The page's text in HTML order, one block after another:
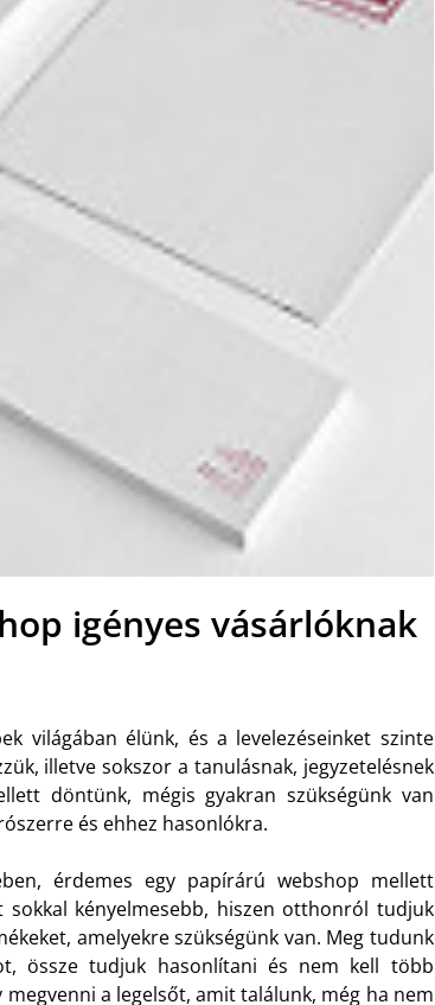
igényes vásárlóknak
világában élünk, és a levelezéseinket szinte
illetve sokszor a tanulásnak, jegyzetelésnek
döntünk, mégis gyakran szükségünk van
és ehhez hasonlókra.
érdemes egy papírárú webshop mellett
sokkal kényelmesebb, hiszen otthonról tudjuk
amelyekre szükségünk van. Meg tudunk
össze tudjuk hasonlítani és nem kell több
a legelsőt, amit találunk, még ha nem